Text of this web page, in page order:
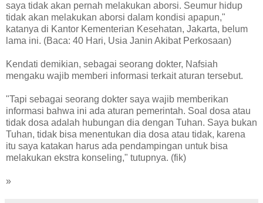
saya tidak akan pernah melakukan aborsi. Seumur hidup
tidak akan melakukan aborsi dalam kondisi apapun,"
katanya di Kantor Kementerian Kesehatan, Jakarta, belum
lama ini. (Baca: 40 Hari, Usia Janin Akibat Perkosaan)
Kendati demikian, sebagai seorang dokter, Nafsiah
mengaku wajib memberi informasi terkait aturan tersebut.
"Tapi sebagai seorang dokter saya wajib memberikan
informasi bahwa ini ada aturan pemerintah. Soal dosa atau
tidak dosa adalah hubungan dia dengan Tuhan. Saya bukan
Tuhan, tidak bisa menentukan dia dosa atau tidak, karena
itu saya katakan harus ada pendampingan untuk bisa
melakukan ekstra konseling," tutupnya. (fik)
»